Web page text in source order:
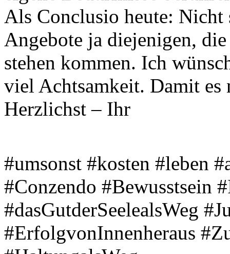
Als Conclusio heute: Nicht
Angebote ja diejenigen,
stehen kommen. Ich
viel Achtsamkeit. Damit
Herzlichst – Ihr
#umsonst #kosten #leben
#Conzendo #Bewusstsein
#dasGutderSeelealsWeg
#ErfolgvonInnenheraus